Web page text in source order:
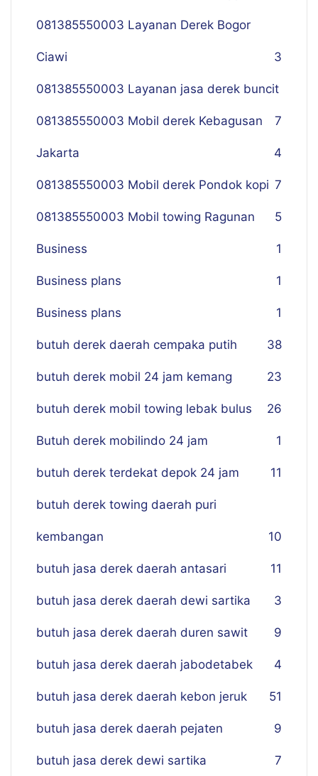
081385550003 Layanan Derek Bogor
Ciawi 3
081385550003 Layanan jasa derek buncit
7
081385550003 Mobil derek Kebagusan
Jakarta 4
081385550003 Mobil derek Pondok kopi 7
081385550003 Mobil towing Ragunan 5
Business 1
Business plans 1
Business plans 1
butuh derek daerah cempaka putih 38
butuh derek mobil 24 jam kemang 23
butuh derek mobil towing lebak bulus 26
Butuh derek mobilindo 24 jam 1
butuh derek terdekat depok 24 jam 11
butuh derek towing daerah puri
kembangan 10
butuh jasa derek daerah antasari 11
butuh jasa derek daerah dewi sartika 3
butuh jasa derek daerah duren sawit 9
butuh jasa derek daerah jabodetabek 4
butuh jasa derek daerah kebon jeruk 51
butuh jasa derek daerah pejaten 9
butuh jasa derek dewi sartika 7